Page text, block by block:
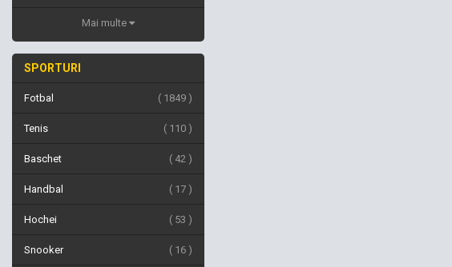
Mai multe
SPORTURI
Fotbal 1849
Tenis 110
Baschet 42
Handbal 17
Hochei 53
Snooker 16